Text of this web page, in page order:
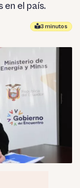
en el país.
3 minutos